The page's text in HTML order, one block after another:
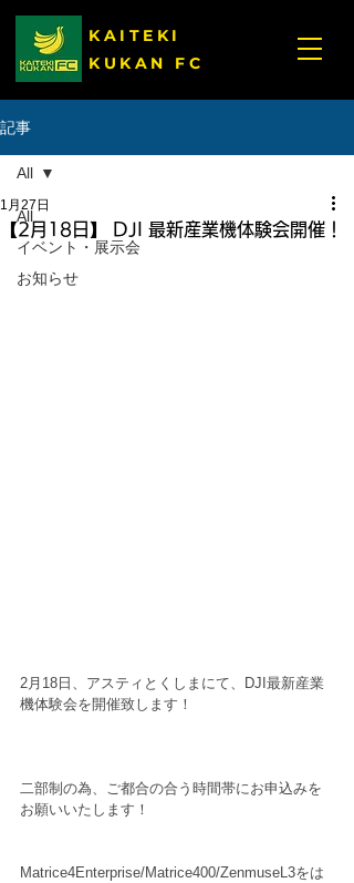
KAITEKI
KUKAN FC
記事
All
イベント・展示会
お知らせ
All
【2月18日】 DJI 最新産業機体験会開催！
1月27日
2月18日、アスティとくしまにて、DJI最新産業
機体験会を開催致します！
二部制の為、ご都合の合う時間帯にお申込みを
お願いいたします！
Matrice4Enterprise/Matrice400/ZenmuseL3をは